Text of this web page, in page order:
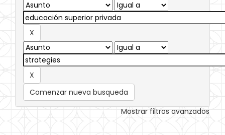
Comenzar nueva busqueda
Mostrar filtros avanzados